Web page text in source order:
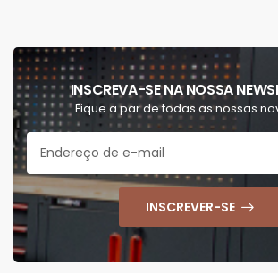
INSCREVA-SE NA NOSSA
Fique a par de todas as nossas
INSCREVER-SE